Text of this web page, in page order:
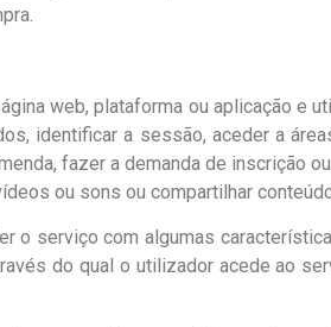
web, plataforma ou aplicação e
identificar a sessão, aceder a
fazer a demanda de inscrição
ou sons ou compartilhar
o serviço com algumas
do qual o utilizador acede ao